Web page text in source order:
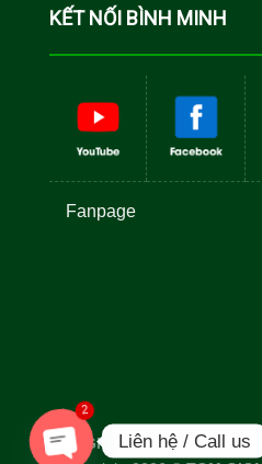
KẾT NỐI BÌNH MINH
Fanpage
GIỐNG TỐT TÔM TO -
Liên hệ / Call us
2